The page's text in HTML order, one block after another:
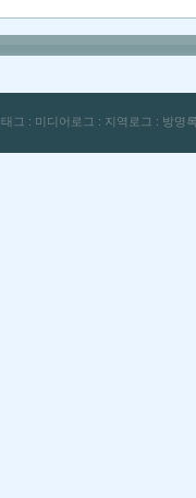
태그 : 미디어로그 : 지역로그 : 방명